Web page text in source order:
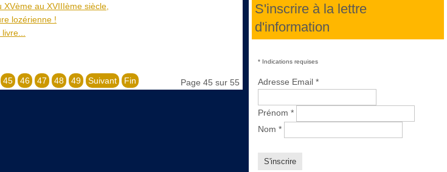
au XVIIIème siècle,
lozérienne !
Page 45 sur 55
45 46 47 48 49 Suivant Fin
S'inscrire à la lettre
d'information
* Indications requises
Adresse Email *
Prénom *
Nom *